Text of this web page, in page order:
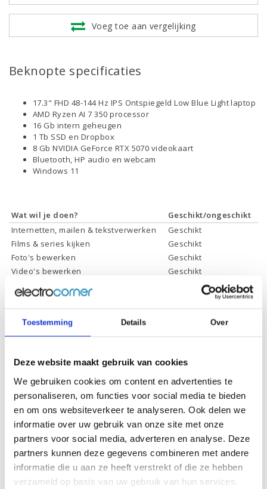
Toestemming Details Over
Deze website maakt gebruik van cookies
We gebruiken cookies om content en advertenties te
personaliseren, om functies voor social media te bieden
en om ons websiteverkeer te analyseren. Ook delen we
informatie over uw gebruik van onze site met onze
partners voor social media, adverteren en analyse. Deze
partners kunnen deze gegevens combineren met andere
informatie die u aan ze heeft verstrekt of die ze hebben
verzameld op basis van uw gebruik van hun services.
Voeg toe aan vergelijking
Beknopte specificaties
17.3" FHD 48-144 Hz IPS Ontspiegeld Low Blue Light laptop
AMD Ryzen AI 7 350 processor
16 Gb intern geheugen
1 Tb SSD en Dropbox
8 Gb NVIDIA GeForce RTX 5070 videokaart
Bluetooth, HP audio en webcam
Windows 11
Wat wil je doen?
Geschikt/ongeschikt
Internetten, mailen & tekstverwerken
Geschikt
Films & series kijken
Geschikt
Foto's bewerken
Geschikt
Video's bewerken
Geschikt
Gamen
Geschikt *
Specificaties
Schermdiagonaal:
17.3 inch (43,9 cm)
Scherm resolutie:
1920 x 1080 (Full HD)
Touchscreen:
-
Scherm reflectie:
Ontspiegeld
Scherm omklapbaar:
-